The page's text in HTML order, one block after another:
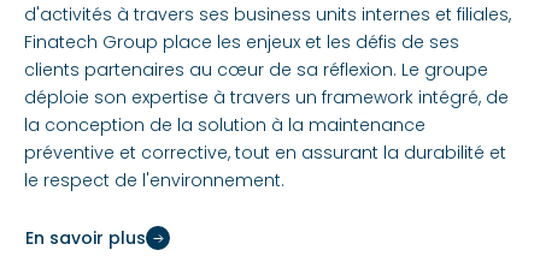
d'activités à travers ses business units internes et filiales,
Finatech Group place les enjeux et les défis de ses
clients partenaires au cœur de sa réflexion. Le groupe
déploie son expertise à travers un framework intégré, de
la conception de la solution à la maintenance
préventive et corrective, tout en assurant la durabilité et
le respect de l'environnement.
En savoir plus